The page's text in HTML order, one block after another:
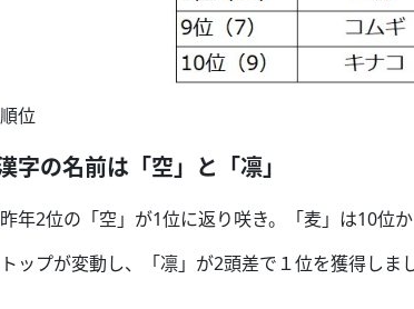
位
字の名前は「空」と「凛」
年2位の「空」が1位に返り咲き。「麦」は10位
ップが変動し、「凛」が2頭差で１位を獲得し